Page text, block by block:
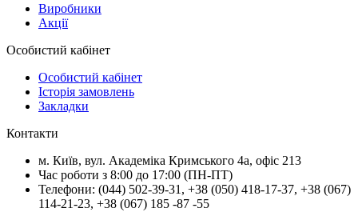
Виробники
Акції
Особистий кабінет
Особистий кабінет
Історія замовлень
Закладки
Контакти
м. Київ, вул. Академіка Кримського 4а, офіс 213
Час роботи з 8:00 до 17:00 (ПН-ПТ)
Телефони: (044) 502-39-31 , +38 (050) 418-17-37, +38 (067)
114-21-23, +38 (067) 185 -87 -55